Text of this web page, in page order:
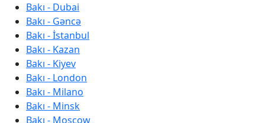
Bakı - Dubai
Bakı - Gəncə
Bakı - İstanbul
Bakı - Kazan
Bakı - Kiyev
Bakı - London
Bakı - Milano
Bakı - Minsk
Bakı - Moscow